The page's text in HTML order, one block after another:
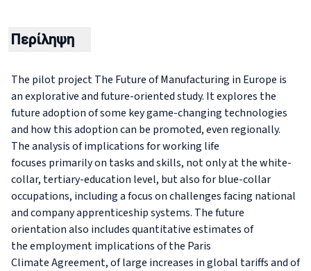
Περίληψη
The pilot projectThe Future of Manufacturing in Europe is
an explorative and future-oriented study. It explores the
future adoption of some key game-changing technologies
and how this adoption can be promoted, even regionally.
The analysis of implications for working life
focuses primarily on tasks and skills, not only at the white-
collar, tertiary-education level, but also for blue-collar
occupations, including a focus on challenges facing national
and company apprenticeship systems. The future
orientation also includes quantitative estimates of
the employment implications of the Paris
Climate Agreement, of large increases in global tariffs and of